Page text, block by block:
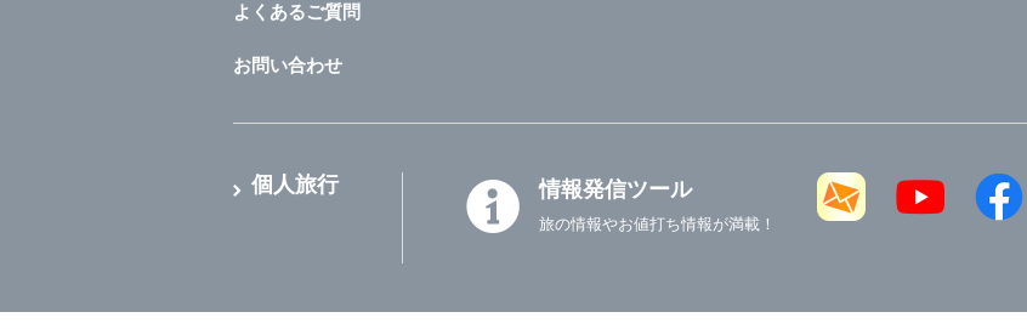
よくあるご質問
お問い合わせ
個人旅行 情報発信ツール
旅の情報やお値打ち情報が満載！